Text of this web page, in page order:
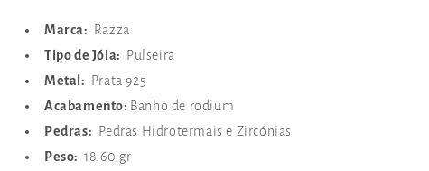
Marca:
Razza
Tipo de Jóia:
Pulseira
Metal:
Prata 925
Acabamento: Banho de rodium
Pedras: Pedras Hidrotermais e Zircónias
Peso: 18.60 gr